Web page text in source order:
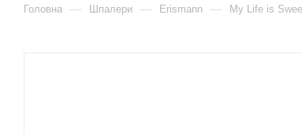
Головна — Шпалери — Erismann — My Life is